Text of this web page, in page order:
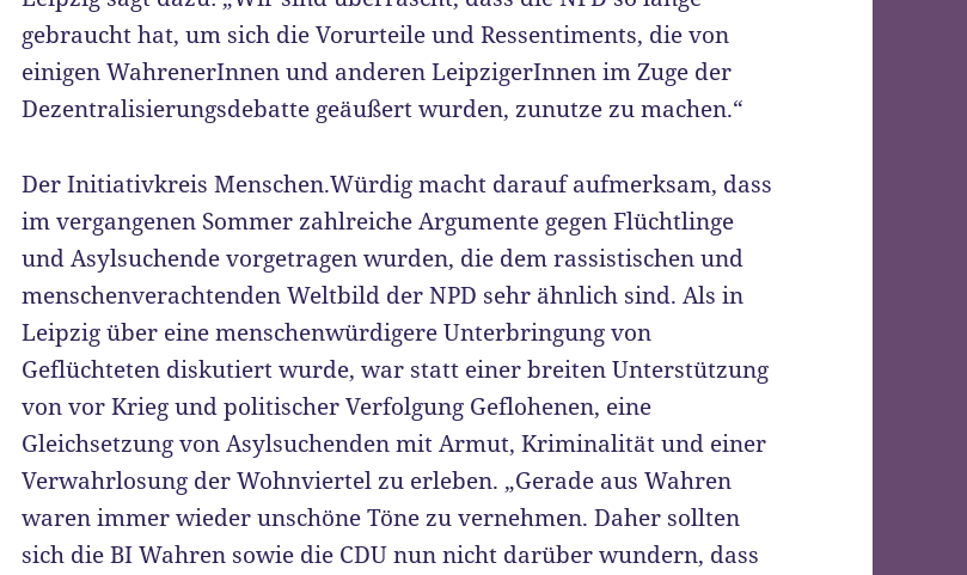
gebraucht hat, um sich die Vorurteile und Ressentiments, die von
einigen WahrenerInnen und anderen LeipzigerInnen im Zuge der
Dezentralisierungsdebatte geäußert wurden, zunutze zu machen.“
Der Initiativkreis Menschen.Würdig macht darauf aufmerksam, dass
im vergangenen Sommer zahlreiche Argumente gegen Flüchtlinge
und Asylsuchende vorgetragen wurden, die dem rassistischen und
menschenverachtenden Weltbild der NPD sehr ähnlich sind. Als in
Leipzig über eine menschenwürdigere Unterbringung von
Geflüchteten diskutiert wurde, war statt einer breiten Unterstützung
von vor Krieg und politischer Verfolgung Geflohenen, eine
Gleichsetzung von Asylsuchenden mit Armut, Kriminalität und einer
Verwahrlosung der Wohnviertel zu erleben. „Gerade aus Wahren
waren immer wieder unschöne Töne zu vernehmen. Daher sollten
sich die BI Wahren sowie die CDU nun nicht darüber wundern, dass